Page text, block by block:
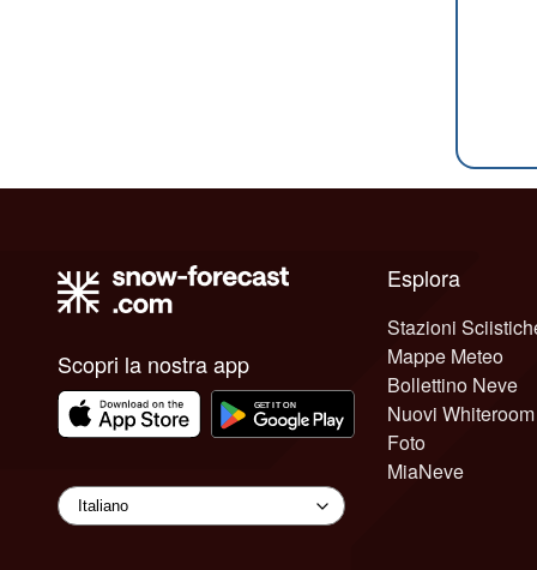
Scopri la nostra app
Esplora
Stazioni
Mappe Meteo
Bollettino Neve
Nuovi Whiteroom
Foto
MiaNeve